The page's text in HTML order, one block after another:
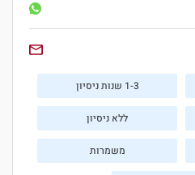
1-3 שנות ניסיון
ללא ניסיון
משמרות